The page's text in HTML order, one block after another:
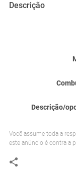
Descrição
Descrição/
Você assume toda a
este anúncio é contra a